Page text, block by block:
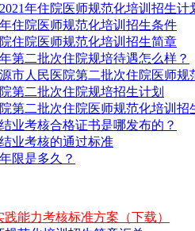
年住院医师规范化培训招生计
住院医师规范化培训招生条件
住院医师规范化培训招生简章
第二批次住院规培待遇怎么样？
市人民医院第二批次住院医师规
第二批次住院规培招生计划
第二批次住院医师规范化培训招
业考核合格证书是哪发布的？
业考核的通过标准
限是多久？
能力考核标准方案（下载）